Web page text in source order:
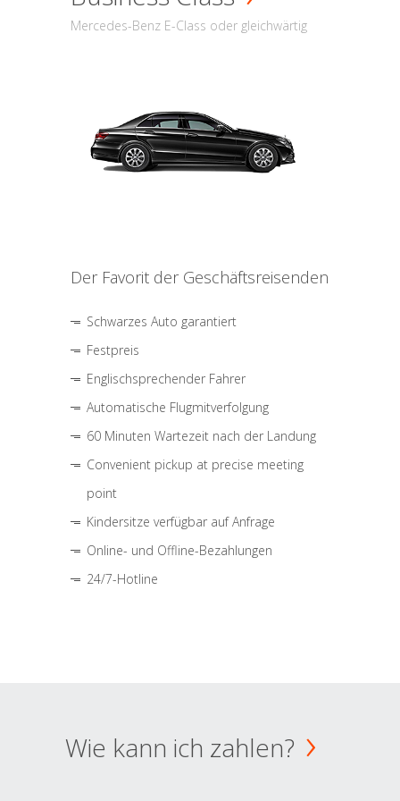
Mercedes-Benz E-Class oder gleichwärtig
Der Favorit der Geschäftsreisenden
Schwarzes Auto garantiert
Festpreis
Englischsprechender Fahrer
Automatische Flugmitverfolgung
60 Minuten Wartezeit nach der Landung
Convenient pickup at precise meeting
point
Kindersitze verfügbar auf Anfrage
Online- und Offline-Bezahlungen
24/7-Hotline
Wie kann ich zahlen?